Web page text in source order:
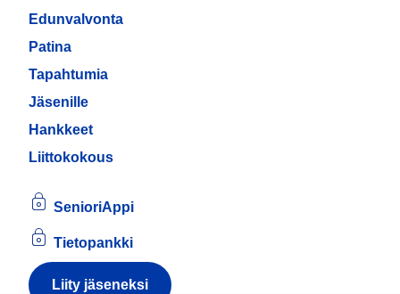
Edunvalvonta
Patina
Tapahtumia
Jäsenille
Hankkeet
Liittokokous
SenioriAppi
Tietopankki
Liity jäseneksi